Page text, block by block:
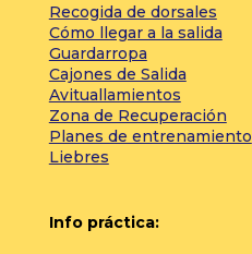
Recogida de dorsales
Cómo llegar a la salida
Guardarropa
Cajones de Salida
Avituallamientos
Zona de Recuperación
Planes de entrenamiento
Liebres
Info práctica: